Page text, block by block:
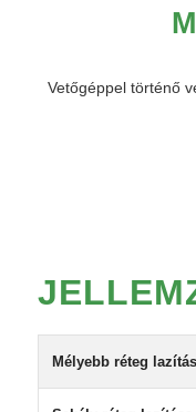
Vetőgéppel történő
Mélyebb réteg